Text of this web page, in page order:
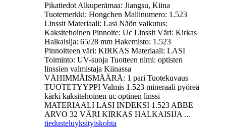
Pikatiedot Alkuperämaa: Jiangsu, Kiina
Tuotemerkki: Hongchen Mallinumero: 1.523
Linssit Materiaali: Lasi Näön vaikutus:
Kaksitehoinen Pinnoite: Uc Linssit Väri: Kirkas
Halkaisija: 65/28 mm Hakemisto: 1.523
Pinnoitteen väri: KIRKAS Materiaali: LASI
Toiminto: UV-suoja Tuotteen nimi: optisten
linssien valmistaja Kiinassa
VÄHIMMÄISMÄÄRÄ: 1 pari Tuotekuvaus
TUOTETYYPPI Valmis 1.523 mineraali pyöreä
kärki kaksitehoinen uc optinen linssi
MATERIAALI LASI INDEKSI 1.523 ABBE
ARVO 32 VÄRI KIRKAS HALKAISIJA ...
tiedusteluyksityiskohta